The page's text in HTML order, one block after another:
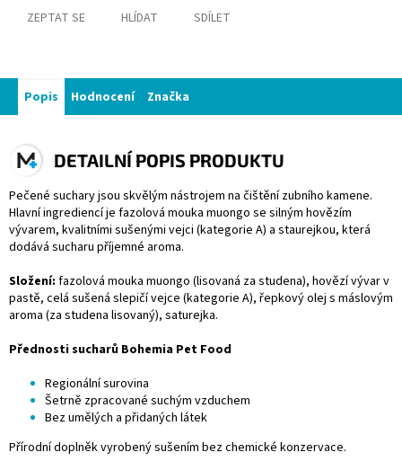
ZEPTAT SE HLÍDAT SDÍLET
Popis Hodnocení Značka
DETAILNÍ POPIS PRODUKTU
Pečené suchary jsou skvělým nástrojem na čištění zubního kamene.
Hlavní ingrediencí je fazolová mouka muongo se silným hovězím
vývarem, kvalitními sušenými vejci (kategorie A) a staurejkou, která
dodává sucharu příjemné aroma.
Složení: fazolová mouka muongo (lisovaná za studena), hovězí vývar v
pastě, celá sušená slepičí vejce (kategorie A), řepkový olej s máslovým
aroma (za studena lisovaný), saturejka.
Přednosti sucharů Bohemia Pet Food
Regionální surovina
Šetrně zpracované suchým vzduchem
Bez umělých a přidaných látek
Přírodní doplněk vyrobený sušením bez chemické konzervace.